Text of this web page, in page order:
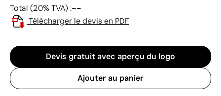
Total (20% TVA) :--
Télécharger le devis en PDF
Devis gratuit avec aperçu du logo
Ajouter au panier